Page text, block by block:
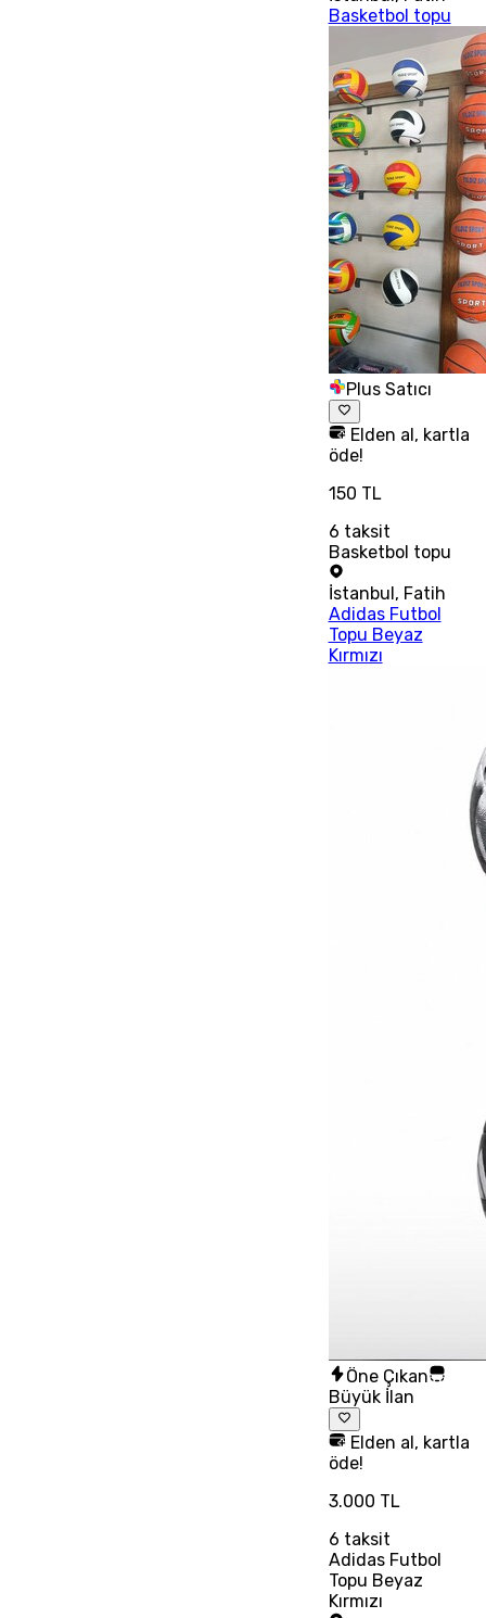
Basketbol topu
Plus Satıcı
Elden al, kartla
öde!
150 TL
6 taksit
Basketbol topu
İstanbul, Fatih
Adidas Futbol
Topu Beyaz
Kırmızı
Öne Çıkan
Büyük İlan
Elden al, kartla
öde!
3.000 TL
6 taksit
Adidas Futbol
Topu Beyaz
Kırmızı